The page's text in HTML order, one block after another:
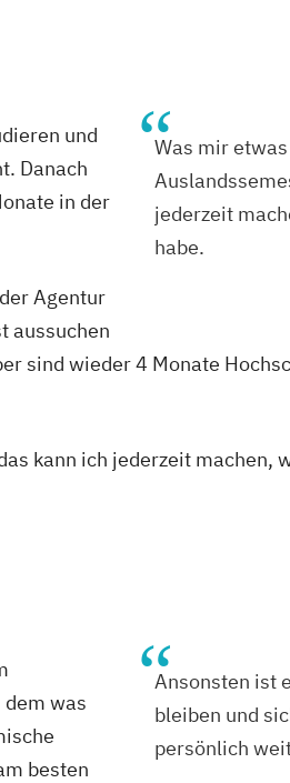
Was mir
jederzeit
habe.
und
Danach
in der
Agentur
aussuchen
sind wieder 4 Monate
kann ich jederzeit machen,
Ansonsten ist
bleiben und
persönlich
was
besten